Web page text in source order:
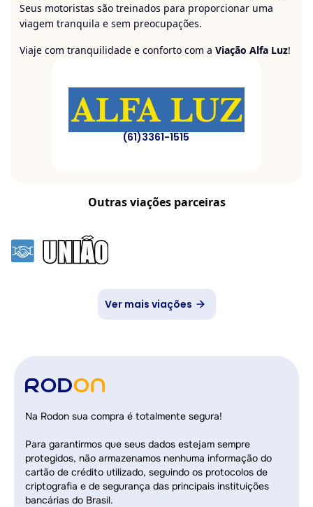
Seus motoristas são treinados para proporcionar uma
viagem tranquila e sem preocupações.
Viaje com tranquilidade e conforto com a Viação Alfa Luz!
(61)3361-1515
Outras viações parceiras
Ver mais viações
Na Rodon sua compra é totalmente segura!
Para garantirmos que seus dados estejam sempre
protegidos, não armazenamos nenhuma informação do
cartão de crédito utilizado, seguindo os protocolos de
criptografia e de segurança das principais instituições
bancárias do Brasil.